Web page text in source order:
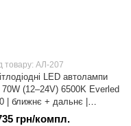
товару: АЛ-207
LED автолампи
70W (12–24V) 6500K Everled
| ближнє + дальнє |
2 шт | АЛ-207
грн/компл.